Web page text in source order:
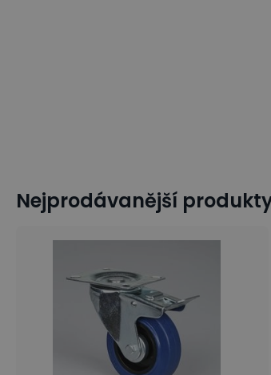
Nejprodávanější